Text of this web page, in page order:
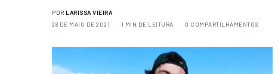
POR LARISSA VIEIRA
28 DE MAIO DE 2021
1 MIN DE LEITURA 0 COMPARTILHAMENTOS